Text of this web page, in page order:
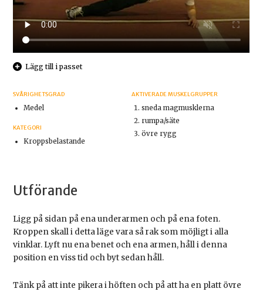
Lägg till i passet
SVÅRIGHETSGRAD
Medel
KATEGORI
Kroppsbelastande
AKTIVERADE MUSKELGRUPPER
sneda magmusklerna
rumpa/säte
övre rygg
Utförande
Ligg på sidan på ena underarmen och på ena foten.
Kroppen skall i detta läge vara så rak som möjligt i alla
vinklar. Lyft nu ena benet och ena armen, håll i denna
position en viss tid och byt sedan håll.
Tänk på att inte pikera i höften och på att ha en platt övre